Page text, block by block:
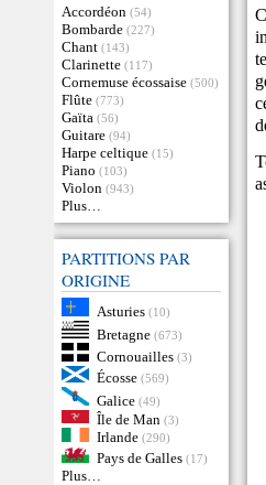
Accordéon (54)
Bombarde (227)
Chant (143)
Clarinette (117)
Cornemuse écossaise (500)
Flûte (773)
Gaïta (56)
Guitare (94)
Harpe celtique (15)
Piano (103)
Violon (943)
Plus…
PARTITIONS PAR
ORIGINE
Asturies (10)
Bretagne (673)
Cornouailles (3)
Écosse (569)
Galice (49)
Île de Man (3)
Irlande (290)
Pays de Galles (17)
Plus…